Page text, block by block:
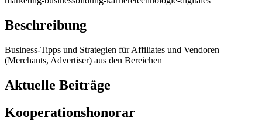
Beschreibung
Business-Tipps und Strategien für Affiliates und Vendoren
(Merchants, Advertiser) aus den Bereichen
Aktuelle Beiträge
Kooperationshonorar